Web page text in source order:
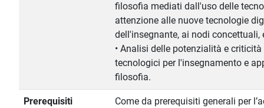
filosofia mediati dall'uso delle
attenzione alle nuove tecnologie
dell'insegnante, ai nodi
• Analisi delle potenzialità e
tecnologici per l'insegnamento e
filosofia.
Prerequisiti Come da prerequisiti generali per